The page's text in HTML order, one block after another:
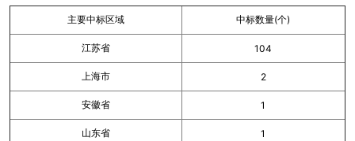
主要中标区域 中标数量(个)
江苏省 104
上海市 2
安徽省 1
山东省 1